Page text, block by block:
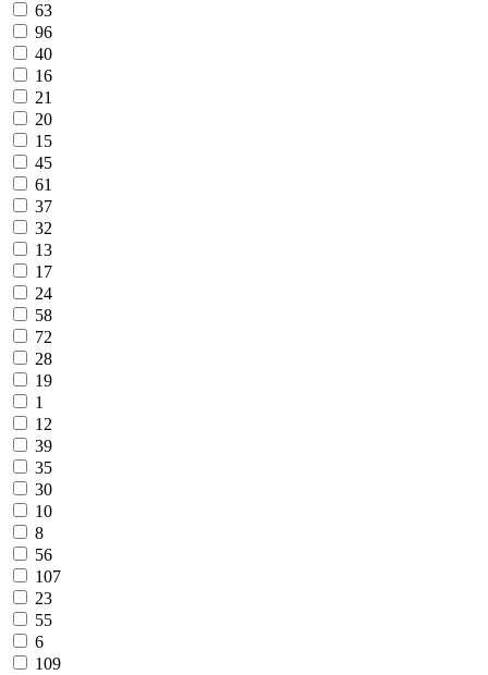
63
96
40
16
21
20
15
45
61
37
32
13
17
24
58
72
28
19
1
12
39
35
30
10
8
56
107
23
55
6
109